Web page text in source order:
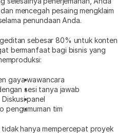
mencegah pesaing mengklaim
penundaan Anda.
sebesar 80% untuk konten
bermanfaat bagi bisnis yang
gaya wawancara
sesi tanya jawab
Diskusi panel
pengumuman tim
hanya mempercepat proyek